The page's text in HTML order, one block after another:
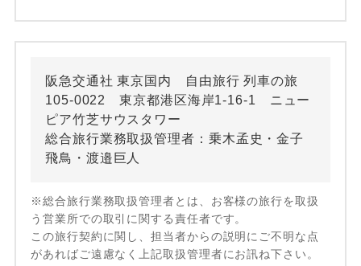
阪急交通社 東京国内 自由旅行 列車の旅
105-0022 東京都港区海岸1-16-1 ニュー
ピア竹芝サウスタワー
総合旅行業務取扱管理者：乗木孟史・金子
飛鳥・渡邉巨人
※総合旅行業務取扱管理者とは、お客様の旅行を取扱
う営業所での取引に関する責任者です。
この旅行契約に関し、担当者からの説明にご不明な点
があればご遠慮なく上記取扱管理者にお訊ね下さい。